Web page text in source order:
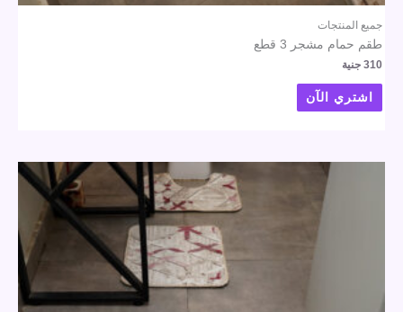
جميع المنتجات
طقم حمام مشجر 3 قطع
310 جنية
اشتري الآن